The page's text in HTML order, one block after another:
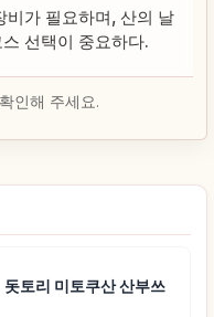
비가 필요하며, 산의 날
선택이 중요하다.
인해 주세요.
토리 미토쿠산 산부쓰